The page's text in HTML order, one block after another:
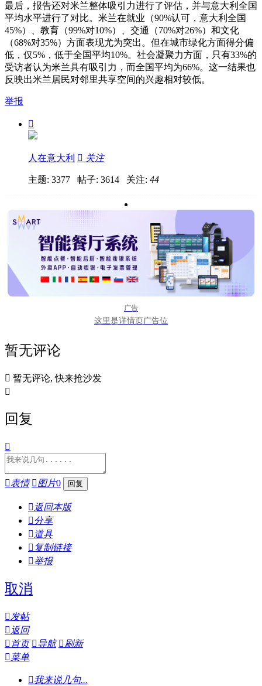
最后，报告还对米兰整体吸引力进行了评估，并与意大利全国
平均水平进行了对比。米兰在就业（90%认可，意大利全国
45%）、教育（99%对10%）、交通（70%对26%）和文化
（68%对35%）方面表现尤为突出。但在城市绿化方面得分偏
低，仅5%，低于全国平均10%。社会凝聚力方面，只有33%的
受访者认为米兰具有吸引力，而全国平均为66%。这一结果也
反映出米兰居民对邻里共享空间的兴趣相对较低。
举报

人在意大利  关注
主题: 3377 帖子: 3614 关注: 44
广告
这里是详情页广告位
暂无评论
 暂无评论, 快来抢沙发

回复

表情 图片0
 返回本版
分享
 道具
 复制链接
举报
取消
发帖
 返回
 首页 导航 刷新
菜单
我来说几句...